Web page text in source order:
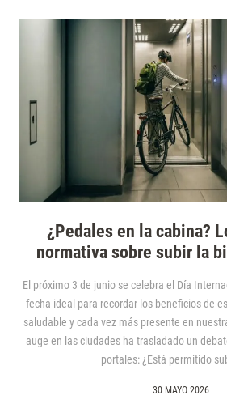
¿Pedales en la cabina?
normativa sobre subir la
El próximo 3 de junio se celebra el Día
fecha ideal para recordar los beneficios de
saludable y cada vez más presente en
auge en las ciudades ha trasladado un
portales: ¿Está permitido
30 MAYO 2026